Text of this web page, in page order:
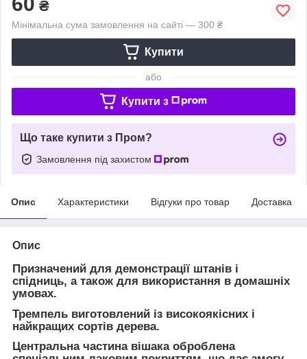
₴
Мінімальна сума замовлення на сайті — 300 ₴
Купити
або
Купити з
Що таке купити з Пром?
Замовлення під захистом
Опис Характеристики Відгуки про товар Доставка
Опис
Призначений для демонстрації штанів і
спідниць, а також для використання в домашніх
умовах.
Тремпель виготовлений із високоякісних і
найкращих сортів дерева.
Центральна частина вішака оброблена